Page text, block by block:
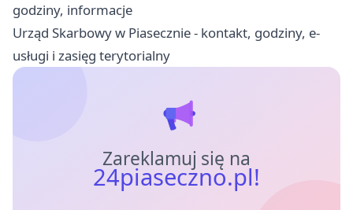
godziny, informacje
Urząd Skarbowy w Piasecznie - kontakt, godziny, e-
usługi i zasięg terytorialny
Zareklamuj się na
24piaseczno.pl!